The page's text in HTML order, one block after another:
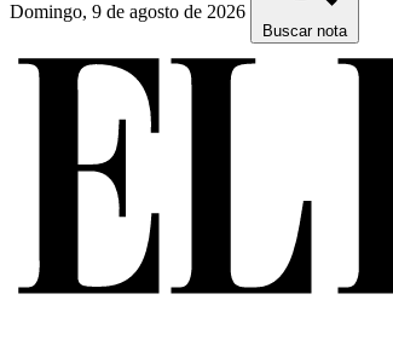
Domingo, 9 de agosto de 2026
Buscar nota